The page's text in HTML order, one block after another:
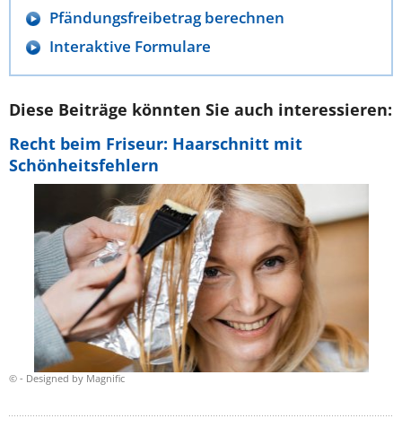
Pfändungsfreibetrag berechnen
Interaktive Formulare
Diese Beiträge könnten Sie auch interessieren:
© - Designed by Magnific
Recht beim Friseur: Haarschnitt mit
Schönheitsfehlern